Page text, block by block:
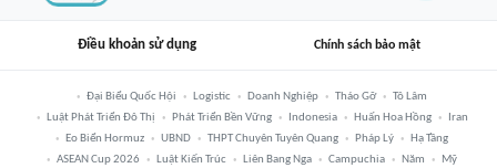
Điều khoản sử dụng Chính sách bảo mật
Đại Biểu Quốc Hội Logistic Doanh Nghiệp Tháo Gỡ
Tô Lâm
Luật Phát Triển Đô Thị
Phát Triển Bền Vững Indonesia Huấn Hoa Hồng
Iran
Eo Biển Hormuz
UBND THPT Chuyên Tuyên Quang Pháp Lý
Hạ Tầng
ASEAN Cup 2026
Luật Kiến Trúc Liên Bang Nga Campuchia Năm Mỹ